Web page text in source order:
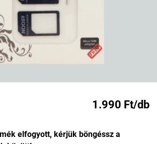
1.990 Ft/db
elfogyott, kérjük böngéssz a